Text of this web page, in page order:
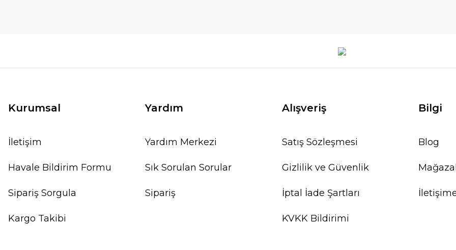
Kurumsal
İletişim
Havale Bildirim Formu
Sipariş Sorgula
Kargo Takibi
Yardım
Yardım Merkezi
Sık Sorulan Sorular
Sipariş
Alışveriş
Satış Sözleşmesi
Gizlilik ve Güvenlik
İptal İade Şartları
KVKK Bildirimi
Bilgi
Blog